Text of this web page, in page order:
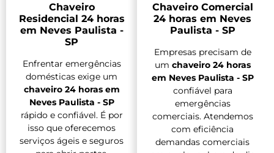
Chaveiro
Residencial 24 horas
em Neves Paulista -
SP
Enfrentar emergências
domésticas exige um
chaveiro 24 horas em
Neves Paulista - SP
rápido e confiável. É por
isso que oferecemos
serviços ágeis e seguros
Chaveiro Comercial
24 horas em Neves
Paulista - SP
Empresas precisam de
um chaveiro 24 horas
em Neves Paulista - SP
confiável para
emergências
comerciais. Atendemos
com eficiência
demandas comerciais